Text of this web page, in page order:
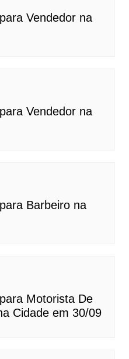
Vendedor na
Vendedor na
Barbeiro na
Motorista De
Cidade em 30/09